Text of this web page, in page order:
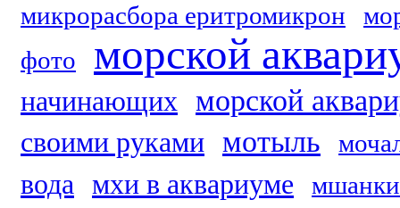
микрорасбора еритромикрон
фото
морской
начинающих морской
своими руками мотыль
вода мхи в аквариуме мшанки